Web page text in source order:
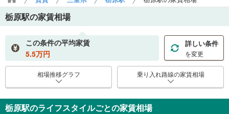
栃原駅の家賃相場
この条件の平均家賃
5.5万円
詳しい条件
を変更
相場推移グラフ 乗り入れ路線の家賃相場
栃原駅のライフスタイルごとの家賃相場